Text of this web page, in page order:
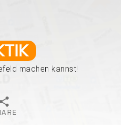
machen kannst!